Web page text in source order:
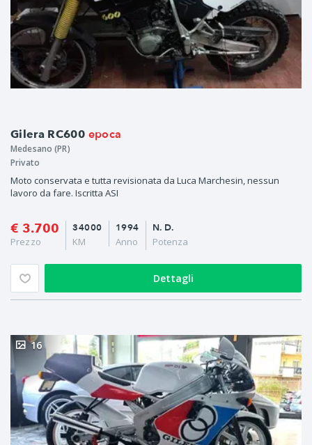
Gilera RC600 epoca
Medesano (PR)
Privato
Moto conservata e tutta revisionata da Luca Marchesin, nessun
lavoro da fare. Iscritta ASI
€ 3.700
Prezzo
1994
Anno
34000
KM
N. D.
Potenza
Dettagli
16